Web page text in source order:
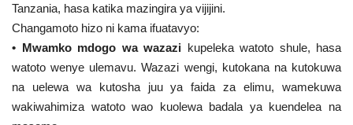
Timu yetu
Urithi wa Nasser
Habari
Tanzania, hasa katika mazingira ya vijijini.
Changamoto hizo ni kama ifuatavyo:
• Mwamko mdogo wa wazazi kupeleka watoto shule, hasa
watoto wenye ulemavu. Wazazi wengi, kutokana na kutokuwa
na uelewa wa kutosha juu ya faida za elimu, wamekuwa
wakiwahimiza watoto wao kuolewa badala ya kuendelea na